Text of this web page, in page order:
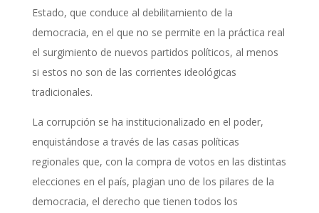
Estado, que conduce al debilitamiento de la
democracia, en el que no se permite en la práctica real
el surgimiento de nuevos partidos políticos, al menos
si estos no son de las corrientes ideológicas
tradicionales.
La corrupción se ha institucionalizado en el poder,
enquistándose a través de las casas políticas
regionales que, con la compra de votos en las distintas
elecciones en el país, plagian uno de los pilares de la
democracia, el derecho que tienen todos los